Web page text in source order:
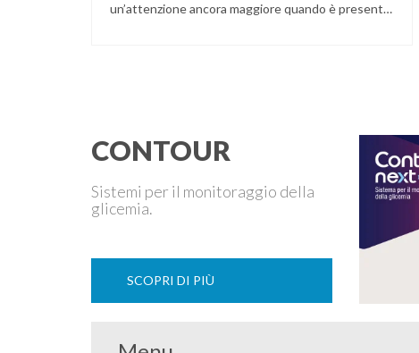
un’attenzione ancora maggiore quando è presente
CONTOUR
Sistemi per il monitoraggio della
glicemia.
SCOPRI DI PIÙ